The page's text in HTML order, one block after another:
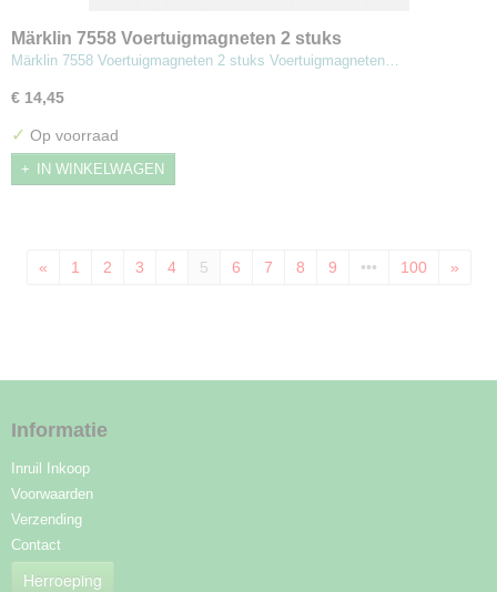
Märklin 7558 Voertuigmagneten 2 stuks
Märklin 7558 Voertuigmagneten 2 stuks Voertuigmagneten…
€ 14,45
✓ Op voorraad
IN WINKELWAGEN
« 1 2 3 4 5 6 7 8 9 ••• 100 »
Informatie
Inruil Inkoop
Voorwaarden
Verzending
Contact
Herroeping